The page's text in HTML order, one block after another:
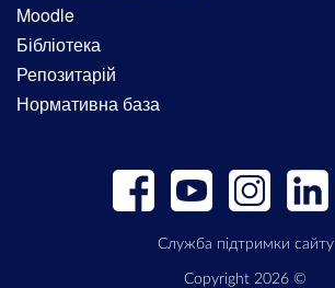
Moodle
Бібліотека
Репозитарій
Нормативна база
Служба підтримки сайту
Copyright 2026 ©